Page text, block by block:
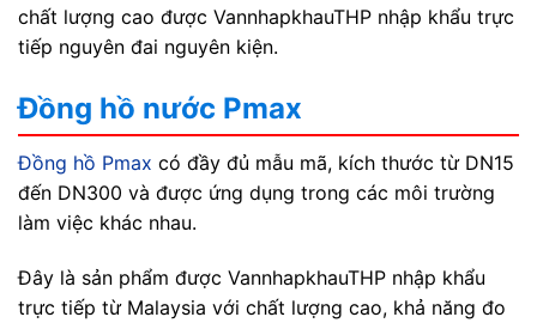
chất lượng cao được VannhapkhauTHP nhập khẩu trực
tiếp nguyên đai nguyên kiện.
Đồng hồ nước Pmax
Đồng hồ Pmax có đầy đủ mẫu mã, kích thước từ DN15
đến DN300 và được ứng dụng trong các môi trường
làm việc khác nhau.
Đây là sản phẩm được VannhapkhauTHP nhập khẩu
trực tiếp từ Malaysia với chất lượng cao, khả năng đo